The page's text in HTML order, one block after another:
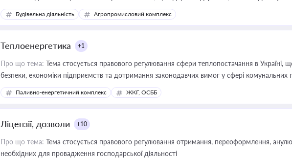
ресурсами
Будівельна діяльність Агропромисловий комплекс
Теплоенергетика +1
Про що тема: Тема стосується правового регулювання сфери теплопостачання в Україні,
безпеки, економіки підприємств та дотримання законодавчих вимог у сфері комунальних
Паливно-енергетичний комплекс ЖКГ, ОСББ
Ліцензії, дозволи +10
Про що тема: Тема стосується правового регулювання отримання, переоформлення,
необхідних для провадження господарської діяльності